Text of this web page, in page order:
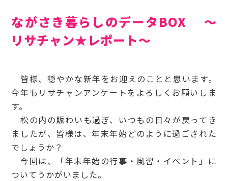
ながさき暮らしのデータBOX ～
リサチャン★レポート～
皆様、穏やかな新年をお迎えのことと思います。
今年もリサチャンアンケートをよろしくお願いしま
す。
松の内の賑わいも過ぎ、いつもの日々が戻ってき
ましたが、皆様は、年末年始どのように過ごされた
でしょうか？
今回は、「年末年始の行事・風習・イベント」に
ついてうかがいました。